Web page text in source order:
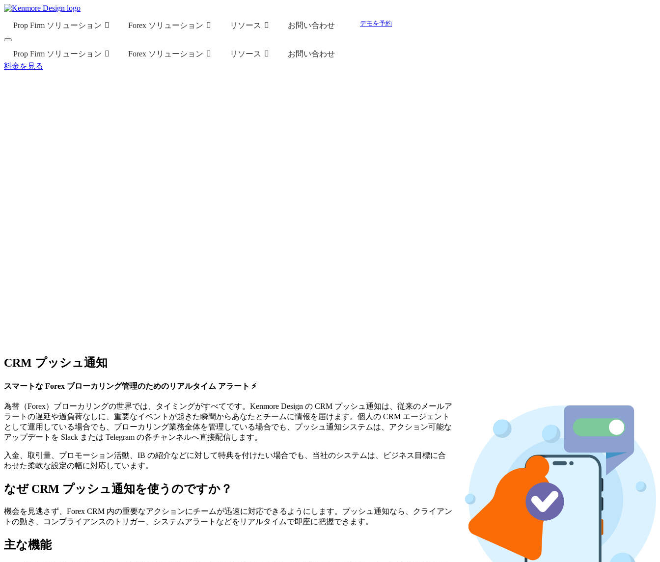
Prop Firm ソリューション Forex ソリューション リソース お問い合わせ デモを予約
Prop Firm ソリューション Forex ソリューション リソース
お問い合わせ
料金を見る
CRM プッシュ通知
スマートな Forex ブローカリング管理のためのリアルタイム アラート ⚡
為替（Forex）ブローカリングの世界では、タイミングがすべてです。Kenmore Design の CRM プッシュ通知は、従来のメールア
ラートの遅延や過負荷なしに、重要なイベントが起きた瞬間からあなたとチームに情報を届けます。個人の CRM エージェント
として運用している場合でも、ブローカリング業務全体を管理している場合でも、プッシュ通知システムは、アクション可能な
アップデートを Slack または Telegram の各チャンネルへ直接配信します。
入金、取引量、プロモーション活動、IB の紹介などに対して特典を付けたい場合でも、当社のシステムは、ビジネス目標に合
わせた柔軟な設定の幅に対応しています。
なぜ CRM プッシュ通知を使うのですか？
機会を見逃さず、Forex CRM 内の重要なアクションにチームが迅速に対応できるようにします。プッシュ通知なら、クライアン
トの動き、コンプライアンスのトリガー、システムアラートなどをリアルタイムで即座に把握できます。
主な機能